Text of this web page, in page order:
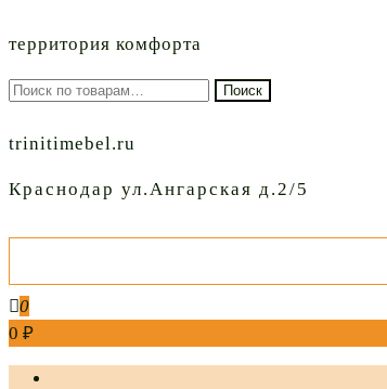
территория комфорта
Искать: Поиск
trinitimebel.ru
Краснодар ул.Ангарская д.2/5
0
0 ₽